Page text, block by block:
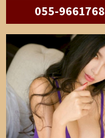
055-9661768